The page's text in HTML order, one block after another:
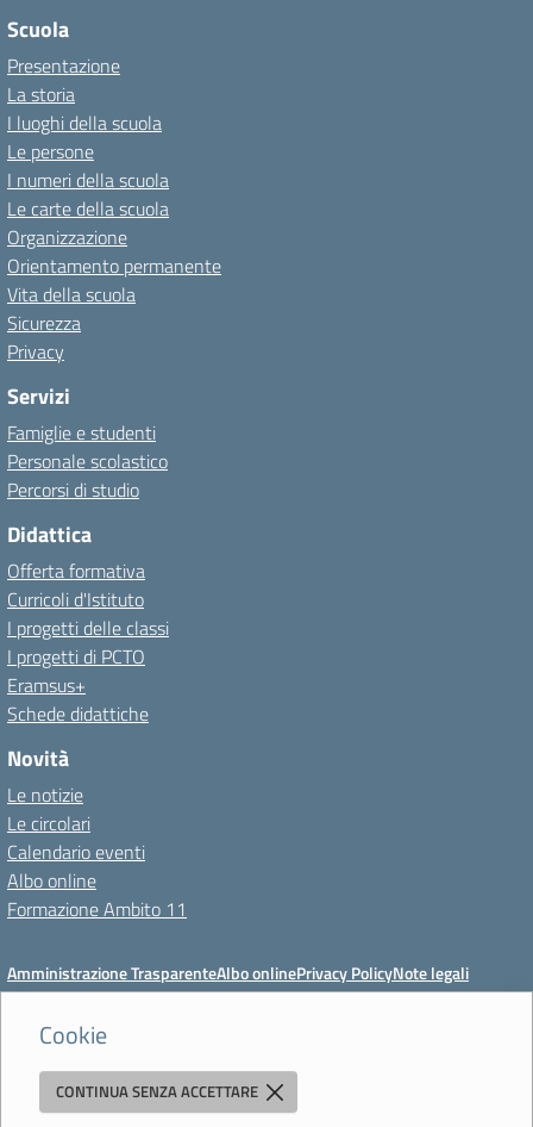
Cookie
CONTINUA SENZA ACCETTARE
Scuola
Presentazione
La storia
I luoghi della scuola
Le persone
I numeri della scuola
Le carte della scuola
Organizzazione
Orientamento permanente
Vita della scuola
Sicurezza
Privacy
Servizi
Famiglie e studenti
Personale scolastico
Percorsi di studio
Didattica
Offerta formativa
Curricoli d'Istituto
I progetti delle classi
I progetti di PCTO
Eramsus+
Schede didattiche
Novità
Le notizie
Le circolari
Calendario eventi
Albo online
Formazione Ambito 11
Amministrazione TrasparenteAlbo onlinePrivacy PolicyNote legali
Meccanismo di feedbackDichiarazioni di accessibilitàPreferenze cookie
Istituto di Istruzione Superiore 'Primo Levi'